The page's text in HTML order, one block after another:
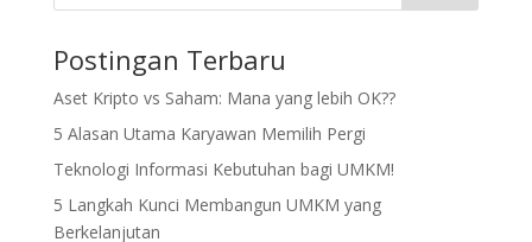
Postingan Terbaru
Aset Kripto vs Saham: Mana yang lebih OK??
5 Alasan Utama Karyawan Memilih Pergi
Teknologi Informasi Kebutuhan bagi UMKM!
5 Langkah Kunci Membangun UMKM yang
Berkelanjutan